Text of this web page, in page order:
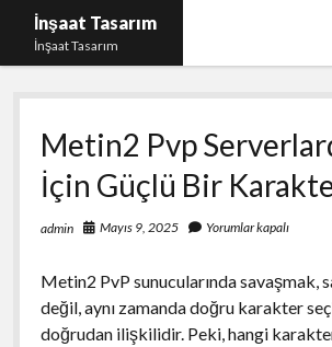
İnşaat Tasarım
İnşaat Tasarım
Instagram Gizli Hesap Bakma
Instagram Türk Takipçi Yükleme
Liste
Sayfa Listesi
Metin2 Pvp
İçin Güçlü Bir
admin Mayıs 9, 2025 Yorumlar kapalı
Metin2 PvP sunucularında savaşmak,
değil, aynı zamanda doğru karakter
doğrudan ilişkilidir. Peki, hangi